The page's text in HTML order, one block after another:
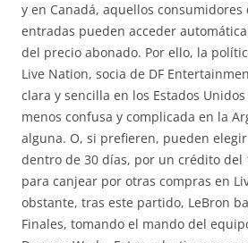
y en Canadá, aquellos
entradas pueden acceder
del precio abonado. Por ello, la
Live Nation, socia de DF
clara y sencilla en los Estados
menos confusa y complicada en la
alguna. O, si prefieren, pueden
dentro de 30 días, por un crédito del
para canjear por otras compras en
obstante, tras este partido, LeBron
Finales, tomando el mando del